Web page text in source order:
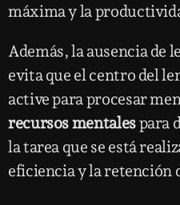
máxima y la
Además, la ausencia de
evita que el centro del
active para procesar
recursos mentalespara
la tarea que se está
eficiencia y la retención